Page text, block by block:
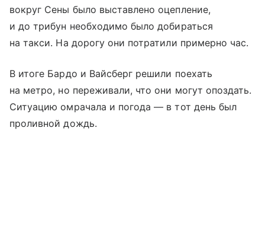
вокруг Сены было выставлено оцепление,
и до трибун необходимо было добираться
на такси. На дорогу они потратили примерно час.
В итоге Бардо и Вайсберг решили поехать
на метро, но переживали, что они могут опоздать.
Ситуацию омрачала и погода — в тот день был
проливной дождь.